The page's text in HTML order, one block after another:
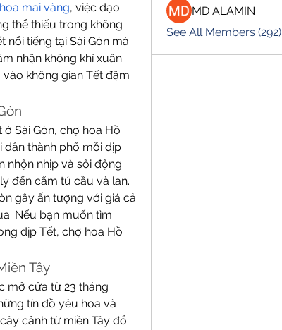
mai vàng, việc dạo
thể thiếu trong không
nổi tiếng tại Sài Gòn mà
nhận không khí xuân
không gian Tết đậm
Sài Gòn, chợ hoa Hồ
dân thành phố mỗi dịp
nhộn nhịp và sôi động
đến cẩm tú cầu và lan.
gây ấn tượng với giá cả
Nếu bạn muốn tìm
dịp Tết, chợ hoa Hồ
Tây
mở cửa từ 23 tháng
tín đồ yêu hoa và
cảnh từ miền Tây đổ
MD ALAMIN
See All Members (292)